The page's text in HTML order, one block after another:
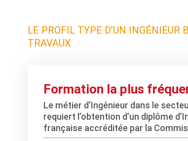
LE PROFIL TYPE D’UN
TRAVAUX
Formation la plus
Le métier d’Ingénieur dans le
requiert l’obtention d’un diplôme
française accréditée par la